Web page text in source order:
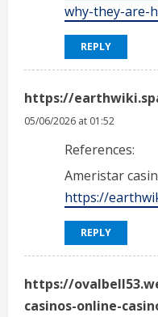
why-they-are-
REPLY
https://
05/06/2026 at 01:52
References:
Ameristar
https://
REPLY
https://
casinos-online-